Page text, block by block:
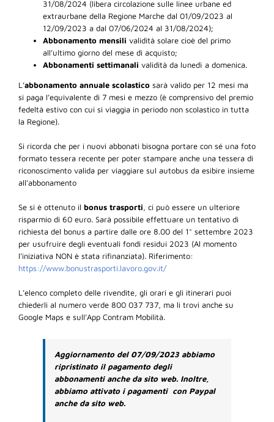
31/08/2024 (libera circolazione sulle linee urbane ed
extraurbane della Regione Marche dal 01/09/2023 al
12/09/2023 a dal 07/06/2024 al 31/08/2024);
Abbonamento mensili validità solare cioè del primo
all’ultimo giorno del mese di acquisto;
Abbonamenti settimanali validità da lunedì a domenica.
L’abbonamento annuale scolastico sarà valido per 12 mesi ma
si paga l’equivalente di 7 mesi e mezzo (è comprensivo del premio
fedeltà estivo con cui si viaggia in periodo non scolastico in tutta
la Regione).
Si ricorda che per i nuovi abbonati bisogna portare con sé una foto
formato tessera recente per poter stampare anche una tessera di
riconoscimento valida per viaggiare sul autobus da esibire insieme
all’abbonamento
Se si è ottenuto il bonus trasporti , ci può essere un ulteriore
risparmio di 60 euro. Sarà possibile effettuare un tentativo di
richiesta del bonus a partire dalle ore 8.00 del 1° settembre 2023
per usufruire degli eventuali fondi residui 2023 (Al momento
l’iniziativa NON è stata rifinanziata). Riferimento:
https://www.bonustrasporti.lavoro.gov.it/
L’elenco completo delle rivendite, gli orari e gli itinerari puoi
chiederli al numero verde 800 037 737, ma li trovi anche su
Google Maps e sull’App Contram Mobilità.
Aggiornamento del 07/09/2023 abbiamo
ripristinato il pagamento degli
abbonamenti anche da sito web. Inoltre,
abbiamo attivato i pagamenti con Paypal
anche da sito web.